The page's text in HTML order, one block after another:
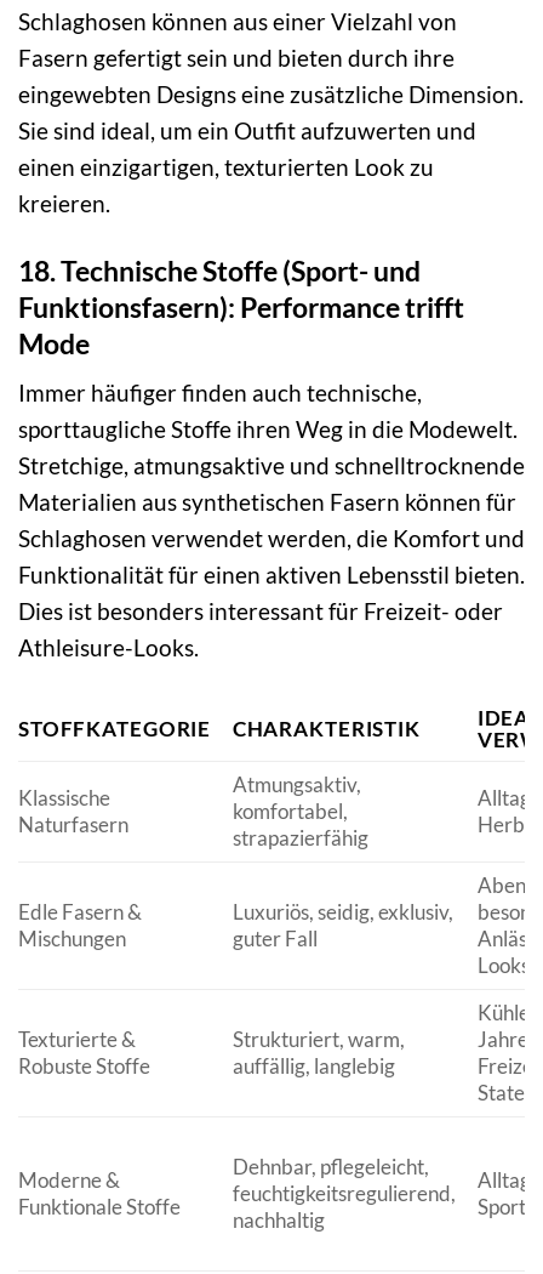
Schlaghosen können aus einer Vielzahl von
Fasern gefertigt sein und bieten durch ihre
eingewebten Designs eine zusätzliche Dimension.
Sie sind ideal, um ein Outfit aufzuwerten und
einen einzigartigen, texturierten Look zu
kreieren.
18. Technische Stoffe (Sport- und
Funktionsfasern): Performance trifft
Mode
Immer häufiger finden auch technische,
sporttaugliche Stoffe ihren Weg in die Modewelt.
Stretchige, atmungsaktive und schnelltrocknende
Materialien aus synthetischen Fasern können für
Schlaghosen verwendet werden, die Komfort und
Funktionalität für einen aktiven Lebensstil bieten.
Dies ist besonders interessant für Freizeit- oder
Athleisure-Looks.
STOFFKATEGORIE CHARAKTERISTIK
Klassische
Naturfasern
Atmungsaktiv,
komfortabel,
strapazierfähig
Alltag,
Herbst
Edle Fasern &
Mischungen
Luxuriös, seidig, exklusiv,
guter Fall
Looks
Texturierte &
Robuste Stoffe
Strukturiert, warm,
auffällig, langlebig
Kühle
Moderne &
Funktionale Stoffe
Dehnbar, pflegeleicht,
feuchtigkeitsregulierend,
nachhaltig
Alltag,